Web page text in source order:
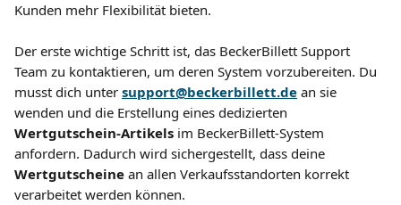
Kunden mehr Flexibilität bieten.
Der erste wichtige Schritt ist, das BeckerBillett Support
Team zu kontaktieren, um deren System vorzubereiten. Du
musst dich unter support@beckerbillett.de an sie
wenden und die Erstellung eines dedizierten
Wertgutschein-Artikels im BeckerBillett-System
anfordern. Dadurch wird sichergestellt, dass deine
Wertgutscheine an allen Verkaufsstandorten korrekt
verarbeitet werden können.